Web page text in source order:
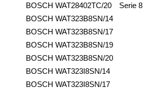
BOSCH WAT28402TC/20
Serie 8
BOSCH WAT323B8SN/14
BOSCH WAT323B8SN/17
BOSCH WAT323B8SN/19
BOSCH WAT323B8SN/20
BOSCH WAT323I8SN/14
BOSCH WAT323I8SN/17